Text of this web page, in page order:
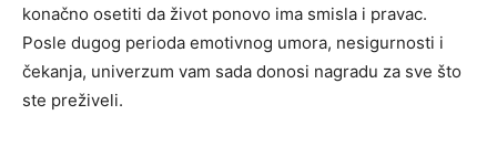
konačno osetiti da život ponovo ima smisla i pravac.
Posle dugog perioda emotivnog umora, nesigurnosti i
čekanja, univerzum vam sada donosi nagradu za sve što
ste preživeli.